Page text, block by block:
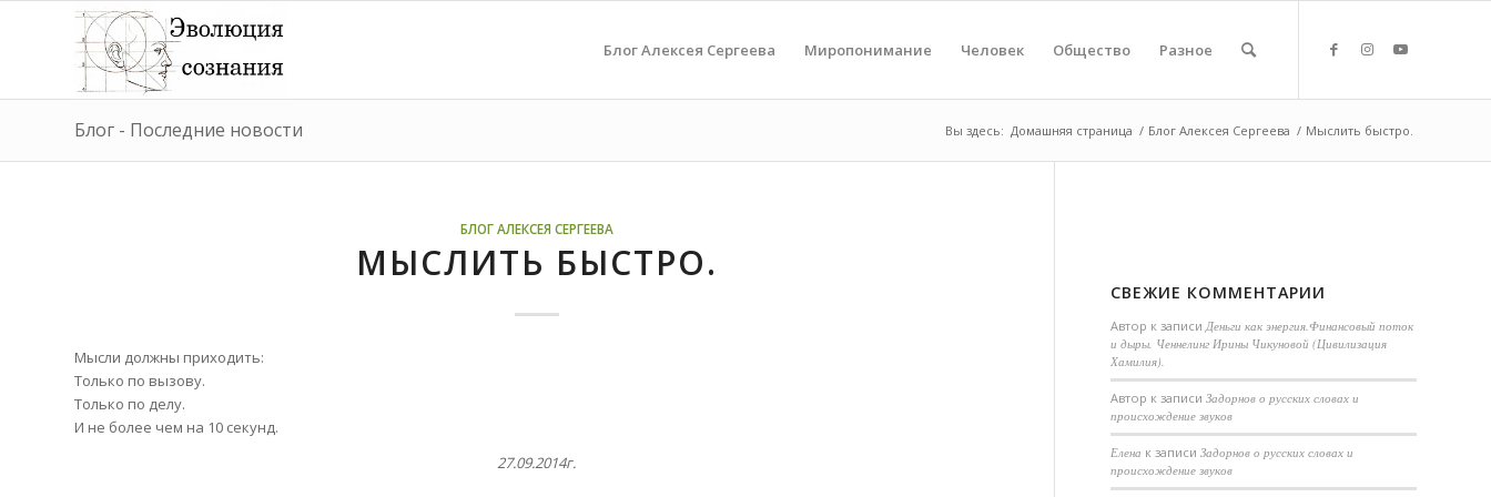
Блог Алексея Сергеева Миропонимание Человек Общество Разное
Блог - Последние новости Вы здесь: Домашняя страница / Блог Алексея Сергеева / Мыслить быстро.
БЛОГ АЛЕКСЕЯ СЕРГЕЕВА
МЫСЛИТЬ БЫСТРО.
Мысли должны приходить:
Только по вызову.
Только по делу.
И не более чем на 10 секунд.
27.09.2014г.
СВЕЖИЕ КОММЕНТАРИИ
Автор к записиДеньги как энергия.Финансовый поток
и дыры. Ченнелинг Ирины Чикуновой (Цивилизация
Хамилия).
Aвтор к записиЗадорнов о русских словах и
происхождение звуков
Елена к записиЗадорнов о русских словах и
происхождение звуков